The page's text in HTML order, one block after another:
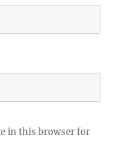
in this browser for